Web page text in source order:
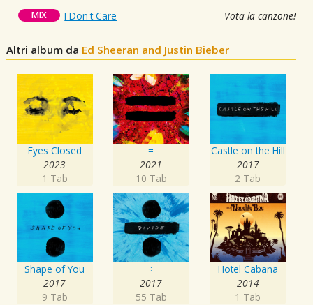
MIX I Don't Care Vota la canzone!
Altri album da Ed Sheeran and Justin Bieber
Eyes Closed
2023
1 Tab
=
2021
10 Tab
Castle on the Hill
2017
2 Tab
Shape of You
2017
9 Tab
÷
2017
55 Tab
Hotel Cabana
2014
1 Tab